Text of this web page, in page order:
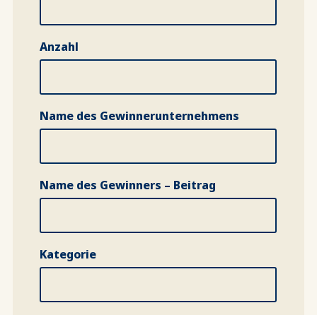
Anzahl
Name des Gewinnerunternehmens
Name des Gewinners – Beitrag
Kategorie